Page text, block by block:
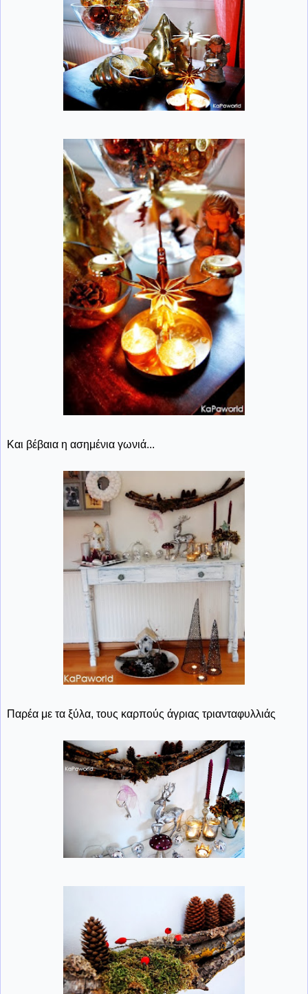
Και βέβαια η ασημένια γωνιά...
Παρέα με τα ξύλα, τους καρπούς άγριας τριανταφυλλιάς